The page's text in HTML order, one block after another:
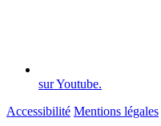
sur Youtube.
Accessibilité Mentions légales